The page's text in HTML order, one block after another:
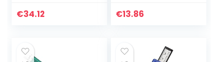
€34.12
meetinstrument
€13.86